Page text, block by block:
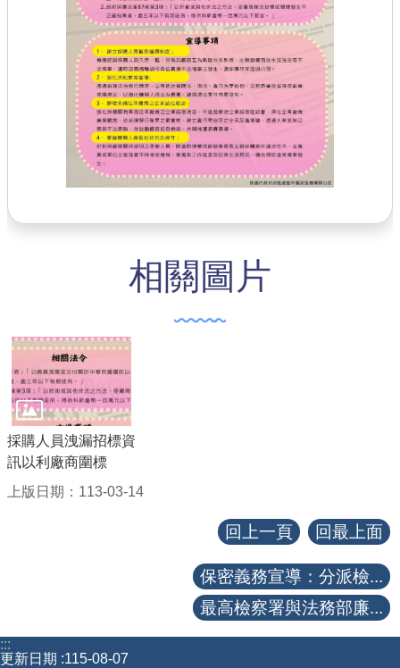
【網站安全政策】
【隱私權政策】
【政府網站資料開放宣告】
相關圖片
採購人員洩漏招標資
訊以利廠商圍標
上版日期：113-03-14
回上一頁 回最上面
保密義務宣導：分派檢...
最高檢察署與法務部廉...
:::
更新日期
115-08-07